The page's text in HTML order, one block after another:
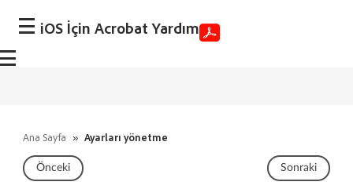
iOS İçin Acrobat Yardım
Ana Sayfa » Ayarları yönetme
Sonraki
Önceki